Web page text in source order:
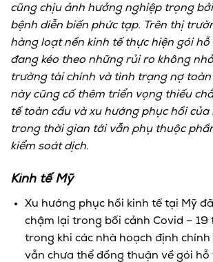
cũng chịu ảnh hưởng nghiệp trọng
bệnh diễn biến phức tạp. Trên thị
hàng loạt nền kinh tế thực hiện gói
đang kéo theo những rủi ro không
trường tài chính và tình trạng nợ toàn
này cũng cố thêm triển vọng thiếu
tế toàn cầu và xu hướng phục hồi của
trong thời gian tới vẫn phụ thuộc
kiểm soát dịch.
Kinh tế Mỹ
Xu hướng phục hồi kinh tế tại Mỹ
chậm lại trong bối cảnh Covid – 19
trong khi các nhà hoạch định chính
vẫn chưa thể đồng thuận về gói hỗ